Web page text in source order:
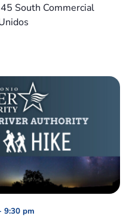
South Commercial
9:30 pm